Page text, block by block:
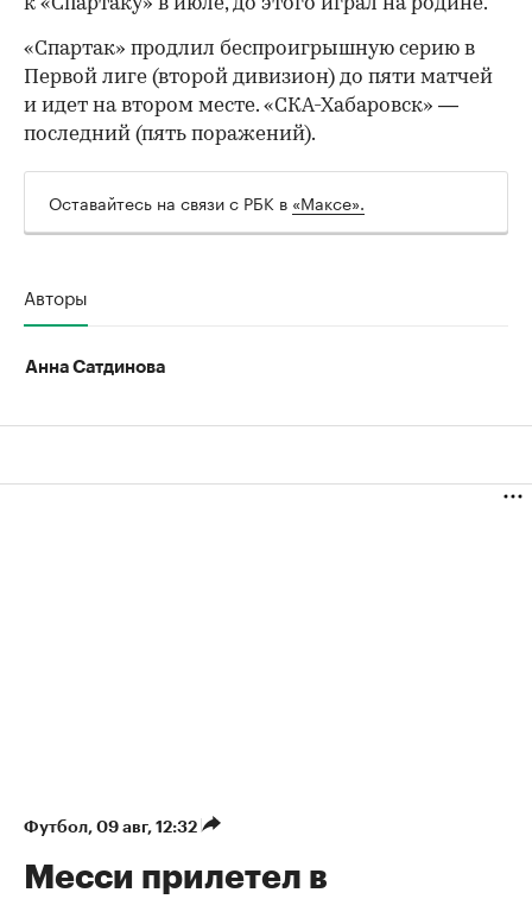
00:00 / 00:00
«Спартак» продлил беспроигрышную серию в
Первой лиге (второй дивизион) до пяти матчей
и идет на втором месте. «СКА-Хабаровск» —
последний (пять поражений).
Оставайтесь на связи с РБК в «Максе».
Авторы
Анна Сатдинова
Футбол 09 авг, 12:32
Месси прилетел в